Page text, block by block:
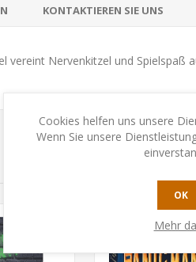
KONTAKTIEREN SIE UNS
vereint Nervenkitzel und
Cookies helfen uns unsere
Wenn Sie unsere
OK
Mehr